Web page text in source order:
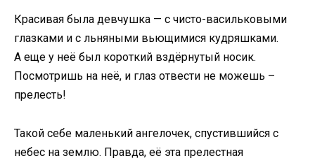
Красивая была девчушка — с чисто-васильковыми
глазками и с льняными вьющимися кудряшками.
А еще у неё был короткий вздёрнутый носик.
Посмотришь на неё, и глаз отвести не можешь –
прелесть!
Такой себе маленький ангелочек, спустившийся с
небес на землю. Правда, её эта прелестная